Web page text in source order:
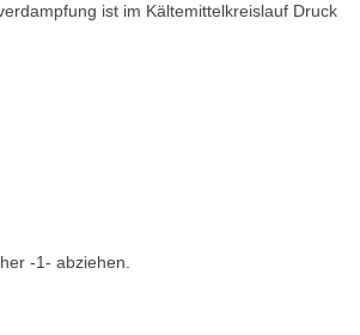
ist im Kältemittelkreislauf Druck
-1- abziehen.